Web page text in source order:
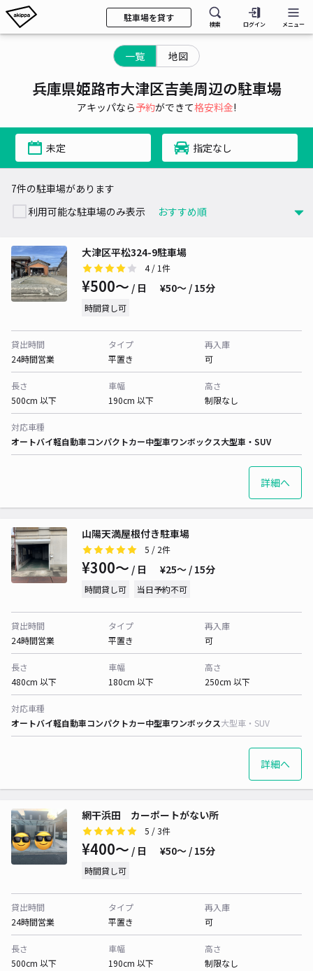
駐車場を貸す
検索 ログイン メニュー
一覧 地図
兵庫県姫路市大津区吉美周辺の駐車場
アキッパなら予約ができて格安料金!
未定 指定なし
7件の駐車場があります
利用可能な駐車場のみ表示
大津区平松324-9駐車場
4/ 1件
¥500〜 / 日 ¥50〜 / 15分
時間貸し可
貸出時間
24時間営業
タイプ
平置き
再入庫
可
長さ
500cm 以下
車幅
190cm 以下
高さ
制限なし
対応車種
オートバイ軽自動車コンパクトカー中型車ワンボックス大型車・SUV
詳細へ
山陽天満屋根付き駐車場
5 / 2件
¥300〜 / 日 ¥25〜 / 15分
時間貸し可 当日予約不可
貸出時間
24時間営業
タイプ
平置き
再入庫
可
長さ
480cm 以下
車幅
180cm 以下
高さ
250cm 以下
対応車種
オートバイ軽自動車コンパクトカー中型車ワンボックス大型車・SUV
詳細へ
網干浜田 カーポートがない所
5 / 3件
¥400〜 / 日 ¥50〜 / 15分
時間貸し可
貸出時間
24時間営業
タイプ
平置き
再入庫
可
長さ
500cm 以下
車幅
190cm 以下
高さ
制限なし